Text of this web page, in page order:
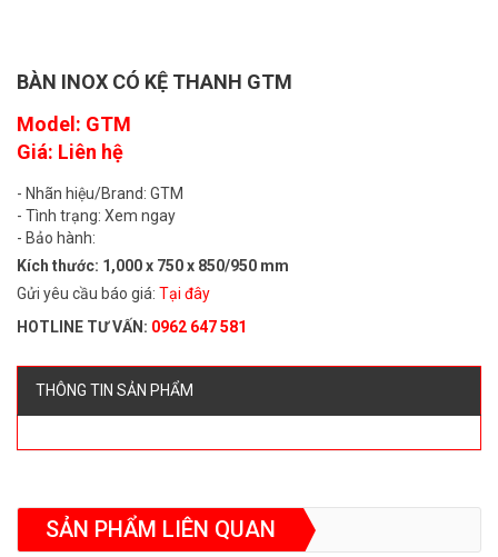
BÀN INOX CÓ KỆ THANH GTM
Model: GTM
Giá: Liên hệ
- Nhãn hiệu/Brand: GTM
- Tình trạng: Xem ngay
- Bảo hành:
Kích thước: 1,000 x 750 x 850/950 mm
Gửi yêu cầu báo giá: Tại đây
HOTLINE TƯ VẤN: 0962 647 581
THÔNG TIN SẢN PHẨM
SẢN PHẨM LIÊN QUAN